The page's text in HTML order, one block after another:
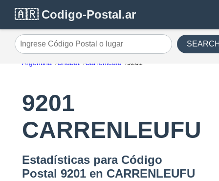
🇦🇷 Codigo-Postal.ar
Ingrese Código Postal o lugar
Argentina Chubut Carrenleufu 9201
9201
CARRENLEUFU
Estadísticas para Código
Postal 9201 en CARRENLEUFU